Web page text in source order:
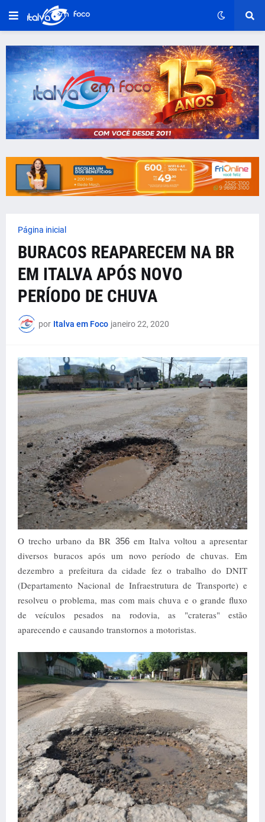
Página inicial
BURACOS REAPARECEM NA BR
EM ITALVA APÓS NOVO
PERÍODO DE CHUVA
por Italva em Foco janeiro 22, 2020
O trecho urbano da BR 356em Italva voltou a apresentar
diversos buracos após um novo período de chuvas. Em
dezembro a prefeitura da cidade fez o trabalho do DNIT
(Departamento Nacional de Infraestrutura de Transporte) e
resolveu o problema, mas com mais chuva e o grande fluxo
de veículos pesados na rodovia, as "crateras" estão
aparecendo e causando transtornos a motoristas.